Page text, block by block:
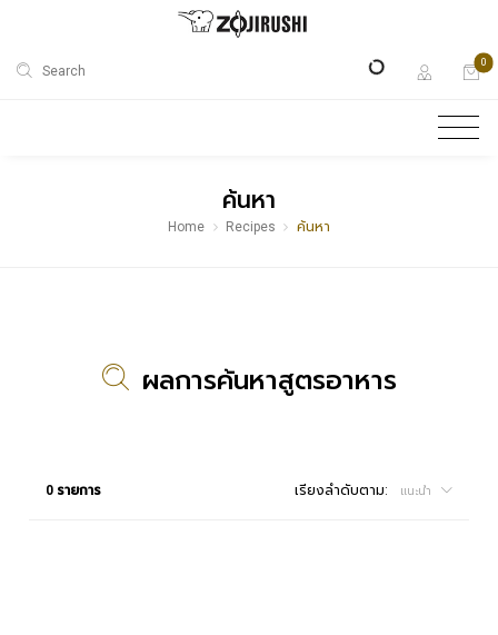
Search
0
ค้นหา
Home Recipes ค้นหา
ผลการค้นหาสูตรอาหาร
0 รายการ เรียงลำดับตาม: แนะนำ